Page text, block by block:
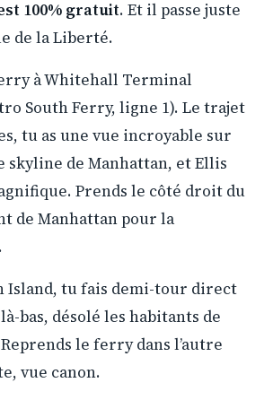
100% gratuit. Et il passe juste
de la Liberté.
à Whitehall Terminal
South Ferry, ligne 1). Le trajet
tu as une vue incroyable sur
skyline de Manhattan, et Ellis
Prends le côté droit du
de Manhattan pour la
Island, tu fais demi-tour direct
bas, désolé les habitants de
le ferry dans l’autre
vue canon.